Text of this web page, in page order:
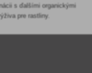
s ďalšími organickými
pre rastliny.